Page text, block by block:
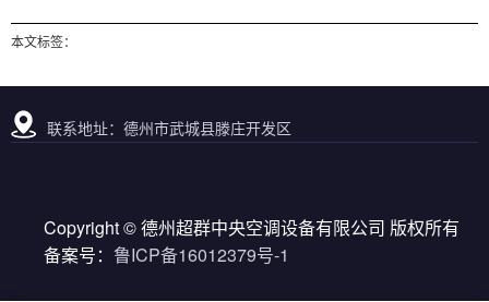
本文标签：
联系地址：德州市武城县滕庄开发区
Copyright © 德州超群中央空调设备有限公司 版权所有
备案号： 鲁ICP备16012379号-1